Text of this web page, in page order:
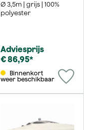
Ø 3,5m | grijs | 100%
polyester
Adviesprijs
€ 86,95*
weer beschikbaar